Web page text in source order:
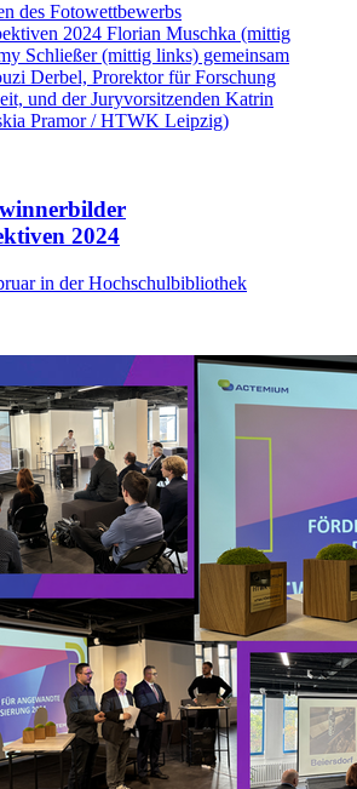
des Fotowettbewerbs
2024 Florian Muschka (mittig
Schließer (mittig links) gemeinsam
Derbel, Prorektor für Forschung
und der Juryvorsitzenden Katrin
Pramor / HTWK Leipzig)
2024
in der Hochschulbibliothek